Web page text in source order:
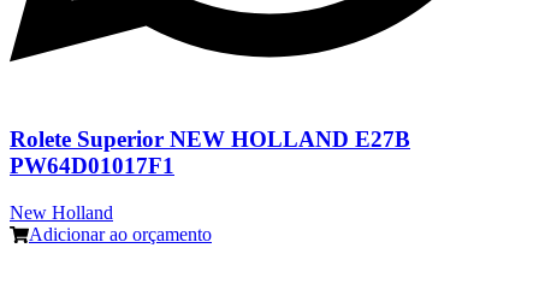
Rolete Superior NEW HOLLAND E27B
PW64D01017F1
New Holland
Adicionar ao orçamento